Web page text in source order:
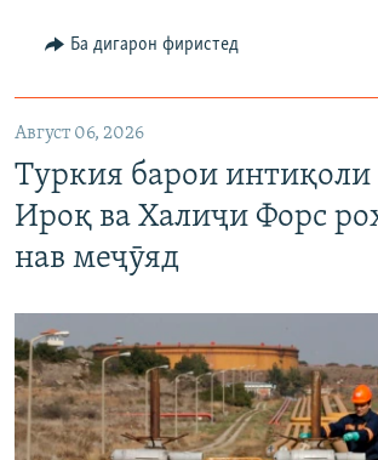
Ба дигарон фиристед
Август 06, 2026
Туркия барои
Ироқ ва Халиҷи Форс
нав меҷӯяд